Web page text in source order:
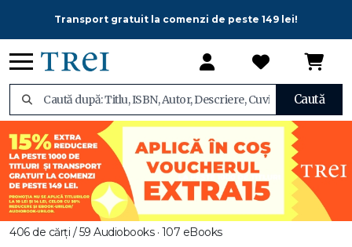
Transport gratuit la comenzi de peste 149 lei!
Caută
406 de cărți / 59 Audiobooks · 107 eBooks